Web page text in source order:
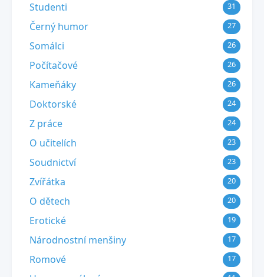
Studenti 31
Černý humor 27
Somálci 26
Počítačové 26
Kameňáky 26
Doktorské 24
Z práce 24
O učitelích 23
Soudnictví 23
Zvířátka 20
O dětech 20
Erotické 19
Národnostní menšiny 17
Romové 17